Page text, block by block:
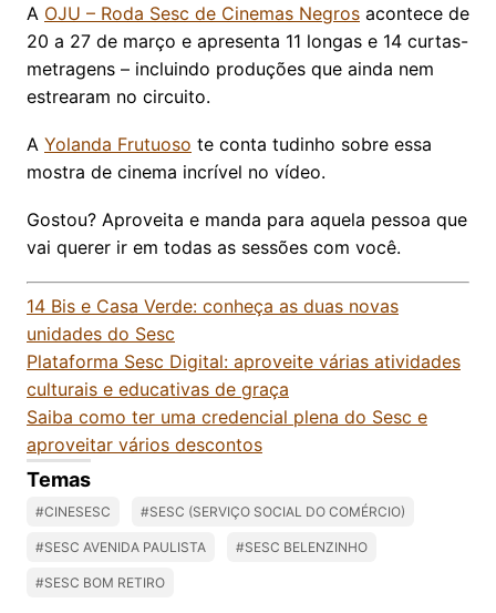
A OJU – Roda Sesc de Cinemas Negros acontece de
20 a 27 de março e apresenta 11 longas e 14 curtas-
metragens – incluindo produções que ainda nem
estrearam no circuito.
A Yolanda Frutuoso te conta tudinho sobre essa
mostra de cinema incrível no vídeo.
Gostou? Aproveita e manda para aquela pessoa que
vai querer ir em todas as sessões com você.
14 Bis e Casa Verde: conheça as duas novas
unidades do Sesc
Plataforma Sesc Digital: aproveite várias atividades
culturais e educativas de graça
Saiba como ter uma credencial plena do Sesc e
aproveitar vários descontos
Temas
#CINESESC #SESC (SERVIÇO SOCIAL DO COMÉRCIO)
#SESC AVENIDA PAULISTA #SESC BELENZINHO
#SESC BOM RETIRO